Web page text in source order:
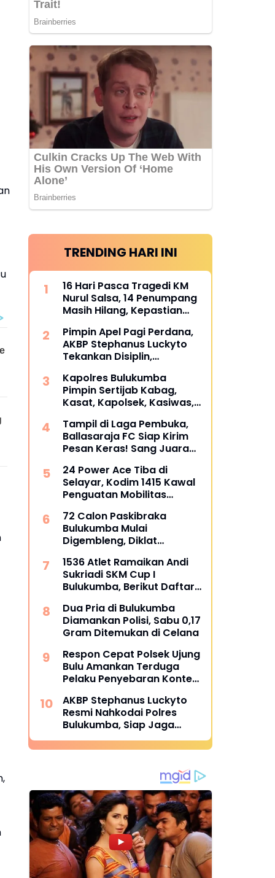
TRENDING HARI INI
16 Hari Pasca Tragedi KM
Nurul Salsa, 14 Penumpang
Masih Hilang, Kepastian
dipertanyakan
Pimpin Apel Pagi Perdana,
AKBP Stephanus Luckyto
Tekankan Disiplin,
terhadap Organisasi
Kapolres Bulukumba
Pimpin Sertijab Kabag,
Kasat, Kapolsek, Kasiwas,
ini daftarnya
Tampil di Laga Pembuka,
Ballasaraja FC Siap Kirim
Pesan Keras! Sang Juara
Sempurna di Piala
Kemerdekaan Bulukumpa
2026
24 Power Ace Tiba di
Selayar, Kodim 1415 Kawal
Penguatan Mobilitas
72 Calon Paskibraka
Bulukumba Mulai
Digembleng, Diklat
1536 Atlet Ramaikan Andi
Sukriadi SKM Cup I
Bulukumba, Berikut Daftar
Dua Pria di Bulukumba
Diamankan Polisi, Sabu 0,17
Gram Ditemukan di Celana
Respon Cepat Polsek Ujung
Bulu Amankan Terduga
Pelaku Penyebaran Konten
AKBP Stephanus Luckyto
Resmi Nahkodai Polres
Bulukumba, Siap Jaga
Kondusivitas Wilayah